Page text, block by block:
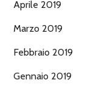
Aprile 2019
Marzo 2019
Febbraio 2019
Gennaio 2019